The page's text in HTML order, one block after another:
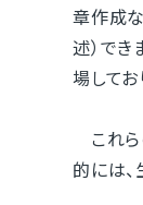
章作成
述）で
場してお
これら
的には